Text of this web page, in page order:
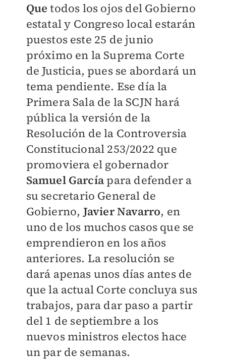
Quetodos los ojos del Gobierno
estatal y Congreso local estarán
puestos este 25 de junio
próximo en la Suprema Corte
de Justicia, pues se abordará un
tema pendiente. Ese día la
Primera Sala de la SCJN hará
pública la versión de la
Resolución de la Controversia
Constitucional 253/2022 que
promoviera el gobernador
Samuel García para defender a
su secretario General de
Gobierno, Javier Navarro, en
uno de los muchos casos que se
emprendieron en los años
anteriores. La resolución se
dará apenas unos días antes de
que la actual Corte concluya sus
trabajos, para dar paso a partir
del 1 de septiembre a los
nuevos ministros electos hace
un par de semanas.